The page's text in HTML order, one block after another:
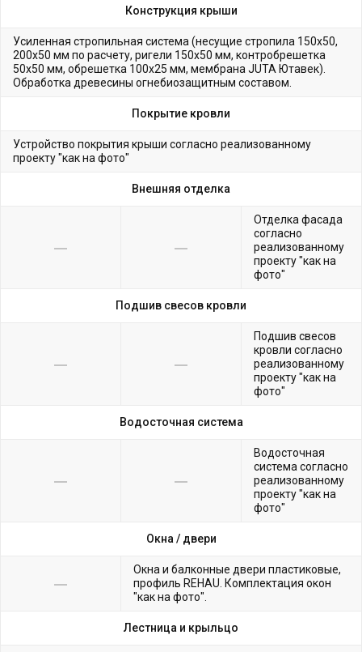
Конструкция крыши
Усиленная стропильная система (несущие стропила 150х50,
200х50 мм по расчету, ригели 150х50 мм, контробрешетка
50х50 мм, обрешетка 100х25 мм, мембрана JUTA Ютавек).
Обработка древесины огнебиозащитным составом.
Покрытие кровли
Устройство покрытия крыши согласно реализованному
проекту "как на фото"
Внешняя отделка
Отделка фасада
согласно
реализованному
проекту "как на
фото"
Подшив свесов кровли
Подшив свесов
кровли согласно
реализованному
проекту "как на
фото"
Водосточная система
Водосточная
система согласно
реализованному
проекту "как на
фото"
Окна / двери
Окна и балконные двери пластиковые,
профиль REHAU. Комплектация окон
"как на фото".
Лестница и крыльцо